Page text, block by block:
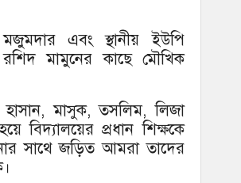
এবং স্থানীয় ইউপি
রশিদ মামুনের কাছে মৌখিক
হাসান, মাসুক, তসলিম, লিজা
বিদ্যালয়ের প্রধান শিক্ষকে
সাথে জড়িত আমরা তাদের